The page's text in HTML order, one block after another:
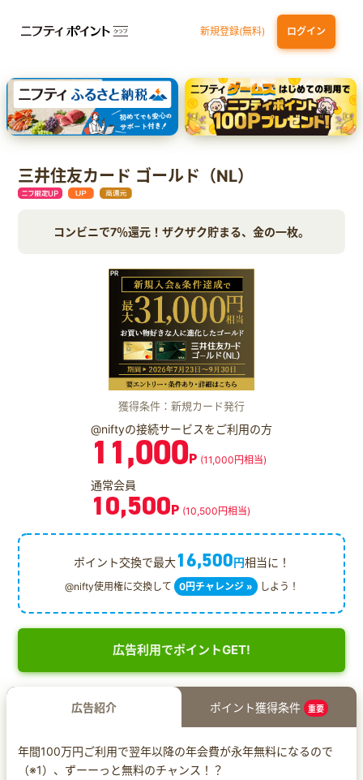
新規登録(無料) ログイン
dカード GOLD 三井住友カード ゴールド（NL）（家族カード発行）
【実質初月無料】DMM | Disney+(ディズニープラス) セットプラン
SBI証券 確定拠出年金（iDeCo）
三井住友カード ゴールド（NL）
コンビニで7％還元！ザクザク貯まる、金の一枚。
獲得条件：新規カード発行
@niftyの接続サービスをご利用の方
11,000P (11,000円相当)
通常会員
10,500P (10,500円相当)
ポイント交換で最大16,500円相当に！
@nifty使用権に交換して 0円チャレンジ » しよう！
広告利用でポイントGET!
広告紹介 ポイント獲得条件 重要
年間100万円ご利用で翌年以降の年会費が永年無料になるので
（※1）、ずーーっと無料のチャンス！？